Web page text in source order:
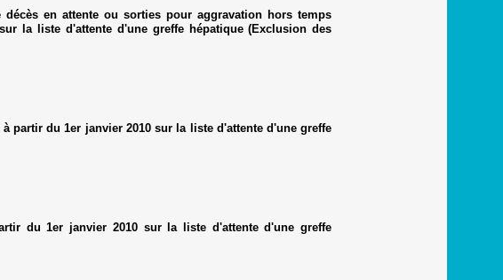
en attente ou sorties pour aggravation hors temps
la liste d'attente d'une greffe hépatique (Exclusion des
partir du 1er janvier 2010 sur la liste d'attente d'une greffe
du 1er janvier 2010 sur la liste d'attente d'une greffe